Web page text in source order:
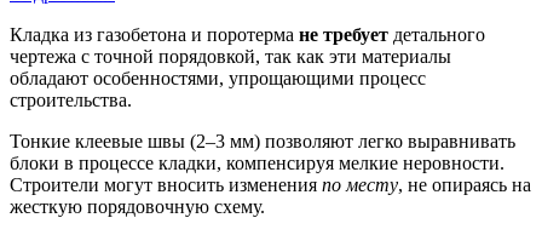
Кладка из газобетона и поротерма не требует детального
чертежа с точной порядовкой, так как эти материалы
обладают особенностями, упрощающими процесс
строительства.
Тонкие клеевые швы (2–3 мм) позволяют легко выравнивать
блоки в процессе кладки, компенсируя мелкие неровности.
Строители могут вносить изменения по месту, не опираясь на
жесткую порядовочную схему.